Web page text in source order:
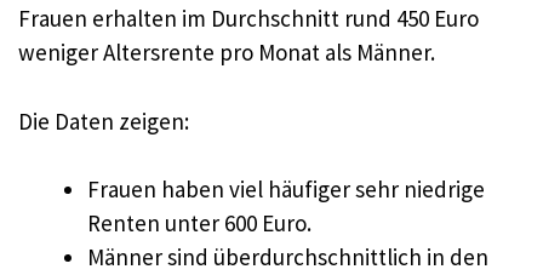
Frauen erhalten im Durchschnitt rund 450 Euro
weniger Altersrente pro Monat als Männer.
Die Daten zeigen:
Frauen haben viel häufiger sehr niedrige
Renten unter 600 Euro.
Männer sind überdurchschnittlich in den